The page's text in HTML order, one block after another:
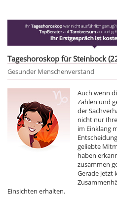
Tageshoroskop für Steinbock
Gesunder Menschenverstand
Auch wenn
Zahlen und
der
nicht nur
im Einklang
geliebte
haben
zusammen
Gerade jetzt
Einsichten erhalten.